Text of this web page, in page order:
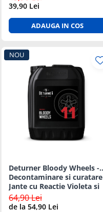
39,90 Lei
ADAUGA IN COS
NOU
Deturner Bloody Wheels -
Decontaminare si curatare
Jante cu Reactie Violeta si
pH Neutru - 5L
64,90 Lei
de la 54,90 Lei